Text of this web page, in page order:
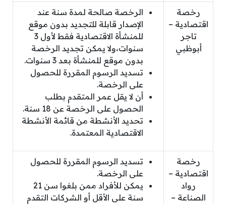
رخصة
اقتصادية –
تاجر
أبوظبي
الرخصة صالحة لمدة سنة عند
الإصدار قابلة للتجديد بدون موقع
للمنشأة الاقتصادية فقط لأول 3
سنوات،ولا يمكن تجديد الرخصة
بدون موقع للمنشأة بعد 3 سنوات.
تسديد الرسوم المقررة للحصول
على الرخصة.
أن لا يقل عمر المتقدم بطلب
الحصول على الرخصة عن 18 سنة.
تحديد الأنشطة من قائمة الأنشطة
الاقتصادية المعتمدة.
رخصة
اقتصادية –
رواد
الصناعة –
تسديد الرسوم المقررة للحصول
على الرخصة.
يمكن للأفراد ممن بلغوا سن 21
سنة على الأقل أو الشركات التقدم